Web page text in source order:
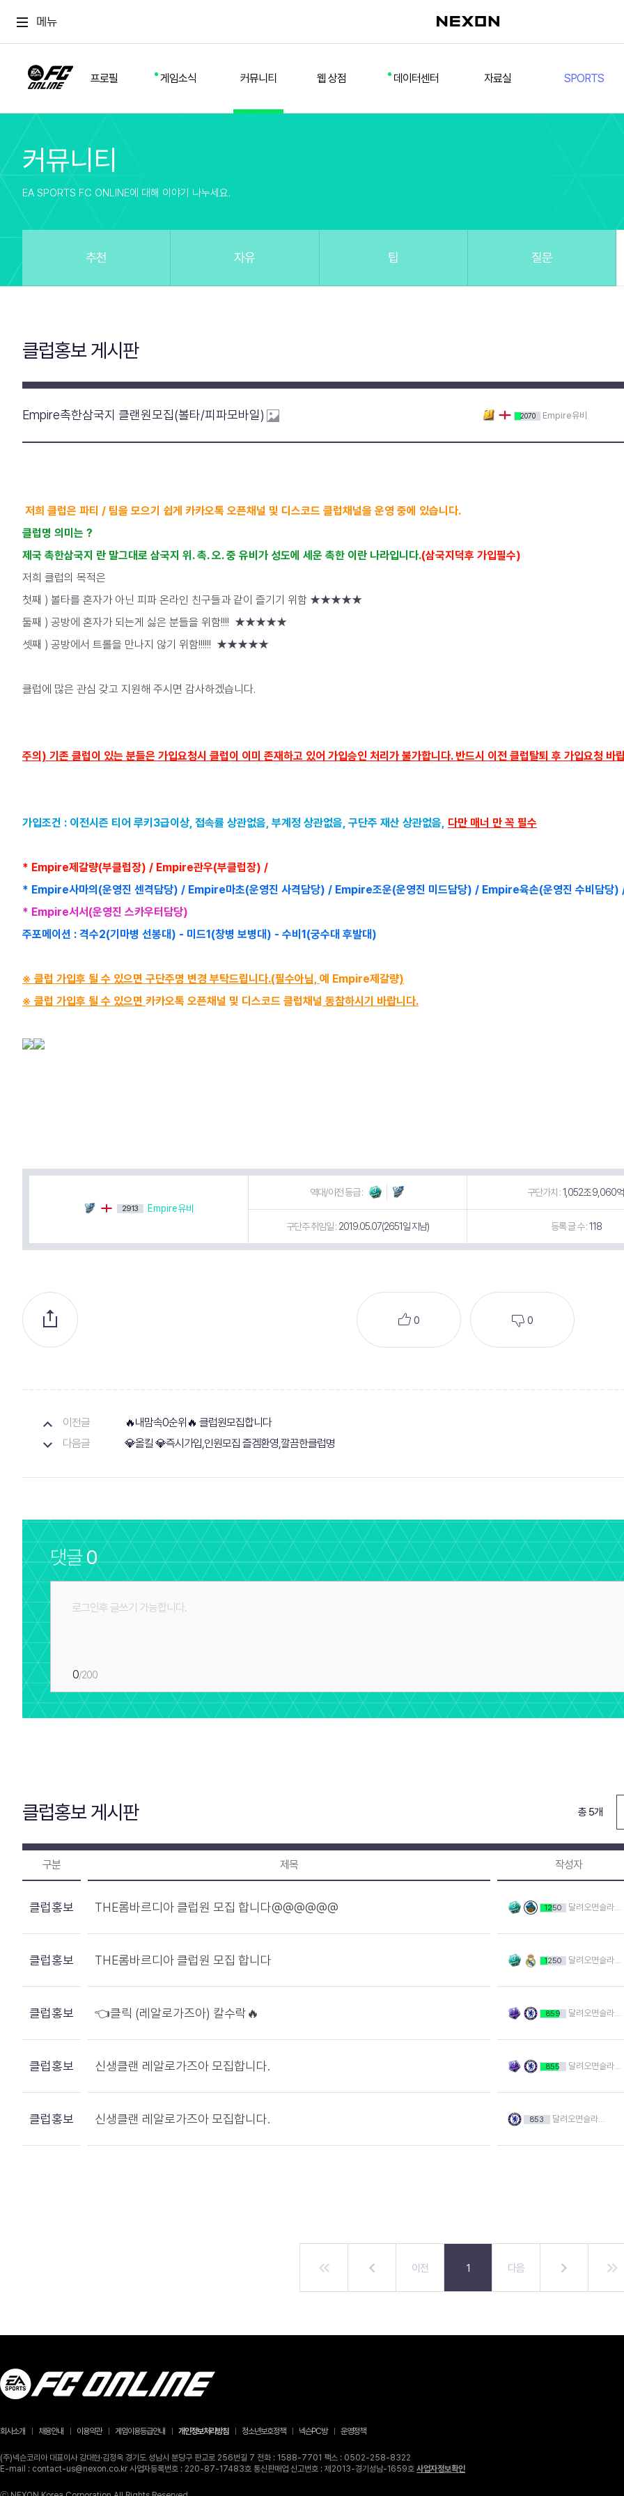
메뉴
프로필 게임소식 커뮤니티 웹 상점 데이터센터 자료실 SPORTS
스쿼드
경기 기록
커뮤니티
방명록
설정
업데이트
유저 가이드
게임 플레이 버그 제보
훈련코치/특성 도우미
스쿼드 피드
커뮤니티
EA SPORTS FC ONLINE에 대해 이야기 나누세요.
추천 자유 팁 질문
클럽홍보 게시판
Empire촉한삼국지 클랜원모집(볼타/피파모바일) 2070 Empire유비
저희 클럽은 파티 / 팀을 모으기 쉽게 카카오톡 오픈채널 및 디스코드 클럽채널을 운영 중에 있습니다.
클럽명 의미는 ?
제국 촉한삼국지 란 말그대로 삼국지 위. 촉. 오. 중 유비가 성도에 세운 촉한 이란 나라입니다.(삼국지덕후 가입필수)
저희 클럽의 목적은
첫째 ) 볼타를 혼자가 아닌 피파 온라인 친구들과 같이 즐기기 위함 ★★★★★
둘째 ) 공방에 혼자가 되는게 싫은 분들을 위함!!!! ★★★★★
셋째 ) 공방에서 트롤을 만나지 않기 위함!!!!!! ★★★★★
클럽에 많은 관심 갖고 지원해 주시면 감사하겠습니다.
주의) 기존 클럽이 있는 분들은 가입요청시 클럽이 이미 존재하고 있어 가입승인 처리가 불가합니다. 반드시 이전 클럽탈퇴 후 가입요청 바
가입조건 : 이전시즌 티어 루키3급이상, 접속률 상관없음, 부계정 상관없음, 구단주 재산 상관없음, 다만 매너 만 꼭 필수
* Empire제갈량(부클럽장) / Empire관우(부클럽장) /
* Empire사마의 (운영진 센격담당) / Empire마초(운영진 사격담당) / Empire조운(운영진 미드담당) / Empire육손(운영진 수비담당)
* Empire서서(운영진 스카우터담당)
주포메이션 : 격수2(기마병 선봉대) - 미드1(창병 보병대) - 수비1(궁수대 후발대)
※ 클럽 가입후 될 수 있으면 구단주명 변경 부탁드립니다.(필수아님, 예 Empire제갈량)
※ 클럽 가입후 될 수 있으면 카카오톡 오픈채널 및 디스코드 클럽채널 동참하시기 바랍니다.
2913 Empire유비
역대/이전 등급 : 구단가치 : 1,052조 9,060억
구단주 취임일 : 2019.05.07(2651일 지남) 등록 글 수 :118
0 0
이전글
🔥내맘속0순위🔥 클럽원모집합니다
다음글
💎올킬 💎즉시가입,인원모집 즐겜환영,깔끔한클럽명
댓글0
0/200
클럽홍보 게시판 총 5개
구분 제목 작성자
클럽홍보 THE롬바르디아 클럽원 모집 합니다@@@@@@ 1250 달려오면슬라이딩
클럽홍보 THE롬바르디아 클럽원 모집 합니다 1250 달려오면슬라이딩
클럽홍보 👈클릭 (레알로가즈아) 칼수락🔥 859 달려오면슬라이딩
클럽홍보 신생클랜 레알로가즈아 모집합니다. 855 달려오면슬라이딩
클럽홍보 신생클랜 레알로가즈아 모집합니다. 853 달려오면슬라이딩
이전 1 다음
회사소개 채용안내 이용약관 게임이용등급안내 개인정보처리방침 청소년보호정책 넥슨PC방 운영정책
(주)넥슨코리아 대표이사 강대현·김정욱 경기도 성남시 분당구 판교로 256번길 7 전화 : 1588-7701 팩스 : 0502-258-8322
E-mail : contact-us@nexon.co.kr 사업자등록번호 : 220-87-17483호 통신판매업 신고번호 : 제2013-경기성남-1659호 사업자정보확인